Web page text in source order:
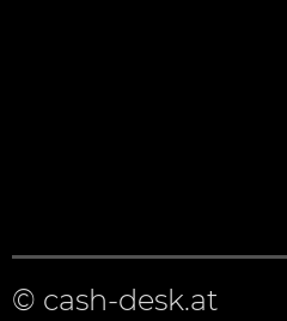
© cash-desk.at